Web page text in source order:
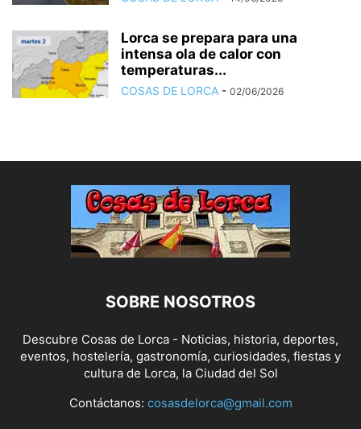
Lorca se prepara para una
intensa ola de calor con
temperaturas...
COSAS DE LORCA - 02/06/2026
SOBRE NOSOTROS
Descubre Cosas de Lorca - Noticias, historia, deportes,
eventos, hostelería, gastronomía, curiosidades, fiestas y
cultura de Lorca, la Ciudad del Sol
Contáctanos: cosasdelorca@gmail.com